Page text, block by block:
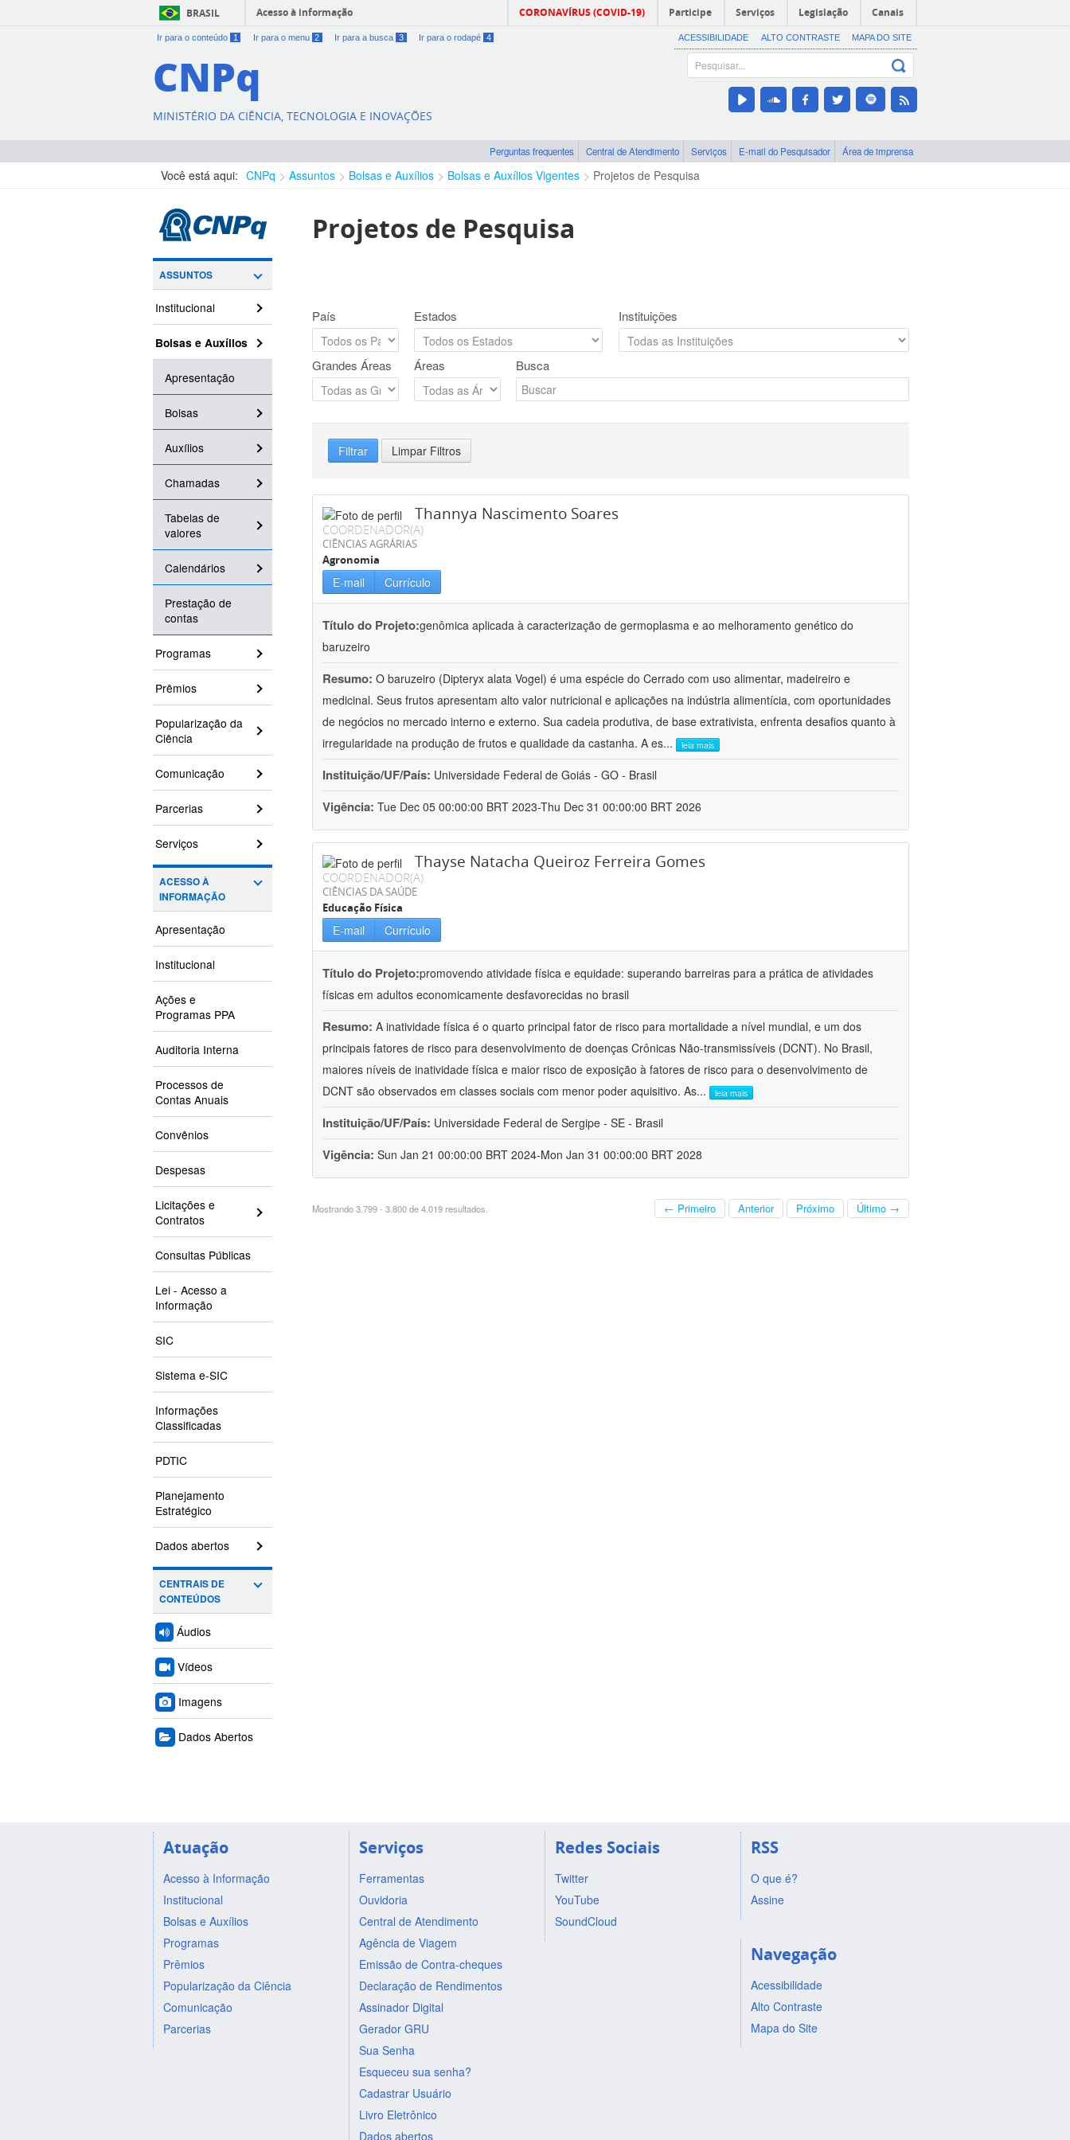
BRASIL Acesso à informação CORONAVÍRUS (COVID-19) Participe Serviços Legislação Canais
Ir para o conteúdo 1 Ir para o menu 2 Ir para a busca 3 Ir para o rodapé 4 ACESSIBILIDADE ALTO CONTRASTE MAPA DO SITE
CNPq
MINISTÉRIO DA CIÊNCIA, TECNOLOGIA E INOVAÇÕES
Perguntas frequentes Central de Atendimento Serviços E-mail do Pesquisador Área de imprensa
Você está aqui: CNPq Assuntos Bolsas e Auxílios Bolsas e Auxílios Vigentes Projetos de Pesquisa
ASSUNTOS
Institucional
Bolsas e Auxílios
Apresentação
Bolsas
Auxílios
Chamadas
Tabelas de
valores
Calendários
Prestação de
contas
Programas
Prêmios
Popularização da
Ciência
Comunicação
Parcerias
Serviços
ACESSO À
INFORMAÇÃO
Apresentação
Institucional
Ações e
Programas PPA
Auditoria Interna
Processos de
Contas Anuais
Convênios
Despesas
Licitações e
Contratos
Consultas Públicas
Lei - Acesso a
Informação
SIC
Sistema e-SIC
Informações
Classificadas
PDTIC
Planejamento
Estratégico
Dados abertos
CENTRAIS DE
CONTEÚDOS
Áudios
Vídeos
Imagens
Dados Abertos
Projetos de Pesquisa
País Estados Instituições
Grandes Áreas Áreas Busca
Filtrar Limpar Filtros
Thannya Nascimento Soares
COORDENADOR(A)
CIÊNCIAS AGRÁRIAS
Agronomia
E-mail Currículo
Título do Projeto:genômica aplicada à caracterização de germoplasma e ao melhoramento genético do
baruzeiro
Resumo: O baruzeiro (Dipteryx alata Vogel) é uma espécie do Cerrado com uso alimentar, madeireiro e
medicinal. Seus frutos apresentam alto valor nutricional e aplicações na indústria alimentícia, com oportunidades
de negócios no mercado interno e externo. Sua cadeia produtiva, de base extrativista, enfrenta desafios quanto à
irregularidade na produção de frutos e qualidade da castanha. A es... leia mais
Instituição/UF/País: Universidade Federal de Goiás - GO - Brasil
Vigência: Tue Dec 05 00:00:00 BRT 2023-Thu Dec 31 00:00:00 BRT 2026
Thayse Natacha Queiroz Ferreira Gomes
COORDENADOR(A)
CIÊNCIAS DA SAÚDE
Educação Física
E-mail Currículo
Título do Projeto:promovendo atividade física e equidade: superando barreiras para a prática de atividades
físicas em adultos economicamente desfavorecidas no brasil
Resumo: A inatividade física é o quarto principal fator de risco para mortalidade a nível mundial, e um dos
principais fatores de risco para desenvolvimento de doenças Crônicas Não-transmissíveis (DCNT). No Brasil,
maiores níveis de inatividade física e maior risco de exposição à fatores de risco para o desenvolvimento de
DCNT são observados em classes sociais com menor poder aquisitivo. As... leia mais
Instituição/UF/País: Universidade Federal de Sergipe - SE - Brasil
Vigência: Sun Jan 21 00:00:00 BRT 2024-Mon Jan 31 00:00:00 BRT 2028
Mostrando 3.799 - 3.800 de 4.019 resultados. ← Primeiro Anterior Próximo Último →
Atuação
Acesso à Informação
Institucional
Bolsas e Auxílios
Programas
Prêmios
Popularização da Ciência
Comunicação
Parcerias
Serviços
Ferramentas
Ouvidoria
Central de Atendimento
Agência de Viagem
Emissão de Contra-cheques
Declaração de Rendimentos
Assinador Digital
Gerador GRU
Sua Senha
Esqueceu sua senha?
Cadastrar Usuário
Livro Eletrônico
Dados abertos
Redes Sociais
Twitter
YouTube
SoundCloud
RSS
O que é?
Assine
Navegação
Acessibilidade
Alto Contraste
Mapa do Site